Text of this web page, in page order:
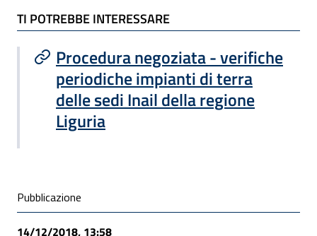
TI POTREBBE INTERESSARE
TI POTREBBE INTERESSARE
Procedura negoziata - verifiche
periodiche impianti di terra
delle sedi Inail della regione
Liguria
Condivisione social
Pubblicazione
14/12/2018, 13:58